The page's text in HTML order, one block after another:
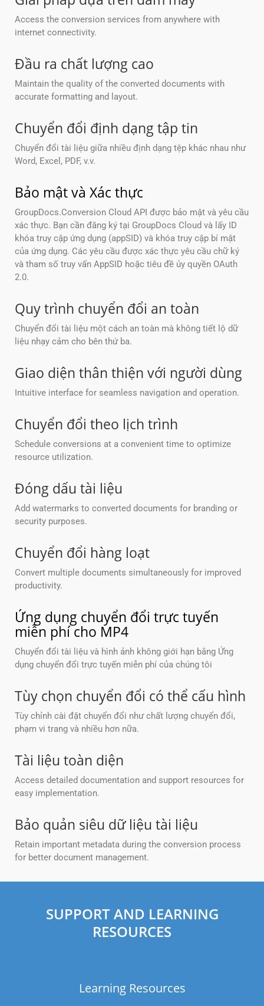
Access the conversion services from anywhere with
internet connectivity.
Đầu ra chất lượng cao
Maintain the quality of the converted documents with
accurate formatting and layout.
Chuyển đổi định dạng tập tin
Chuyển đổi tài liệu giữa nhiều định dạng tệp khác nhau như
Word, Excel, PDF, v.v.
Bảo mật và Xác thực
GroupDocs.Conversion Cloud API được bảo mật và yêu cầu
xác thực. Bạn cần đăng ký tại GroupDocs Cloud và lấy ID
khóa truy cập ứng dụng (appSID) và khóa truy cập bí mật
của ứng dụng. Các yêu cầu được xác thực yêu cầu chữ ký
và tham số truy vấn AppSID hoặc tiêu đề ủy quyền OAuth
2.0.
Quy trình chuyển đổi an toàn
Chuyển đổi tài liệu một cách an toàn mà không tiết lộ dữ
liệu nhạy cảm cho bên thứ ba.
Giao diện thân thiện với người dùng
Intuitive interface for seamless navigation and operation.
Chuyển đổi theo lịch trình
Schedule conversions at a convenient time to optimize
resource utilization.
Đóng dấu tài liệu
Add watermarks to converted documents for branding or
security purposes.
Chuyển đổi hàng loạt
Convert multiple documents simultaneously for improved
productivity.
Ứng dụng chuyển đổi trực tuyến
miễn phí cho MP4
Chuyển đổi tài liệu và hình ảnh không giới hạn bằng Ứng
dụng chuyển đổi trực tuyến miễn phí của chúng tôi
Tùy chọn chuyển đổi có thể cấu hình
Tùy chỉnh cài đặt chuyển đổi như chất lượng chuyển đổi,
phạm vi trang và nhiều hơn nữa.
Tài liệu toàn diện
Access detailed documentation and support resources for
easy implementation.
Bảo quản siêu dữ liệu tài liệu
Retain important metadata during the conversion process
for better document management.
SUPPORT AND LEARNING
RESOURCES
Learning Resources